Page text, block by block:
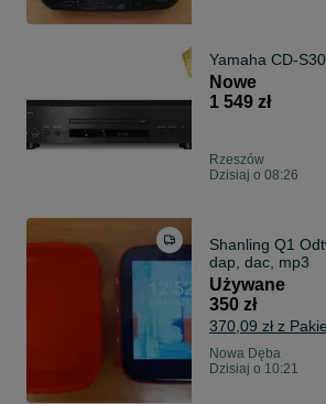
Yamaha CD-
Nowe
1 549 zł
Rzeszów
Dzisiaj o 08:26
Shanling Q1
dap, dac, mp3
Używane
350 zł
370,09 zł z
Nowa Dęba
Dzisiaj o 10:21